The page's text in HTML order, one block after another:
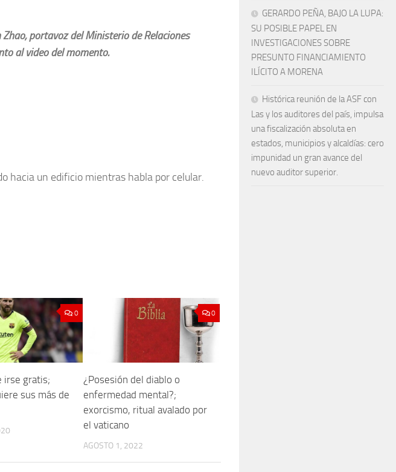
portavoz del Ministerio de Relaciones
al video del momento.
hacia un edificio mientras habla por celular.
0
irse gratis;
sus más de
0
¿Posesión del diablo o
enfermedad mental?;
exorcismo, ritual avalado por
el vaticano
AGOSTO 1, 2022
GERARDO PEÑA, BAJO LA LUPA:
SU POSIBLE PAPEL EN
INVESTIGACIONES SOBRE
PRESUNTO FINANCIAMIENTO
ILÍCITO A MORENA
Histórica reunión de la ASF con
Las y los auditores del país, impulsa
una fiscalización absoluta en
estados, municipios y alcaldías: cero
impunidad un gran avance del
nuevo auditor superior.